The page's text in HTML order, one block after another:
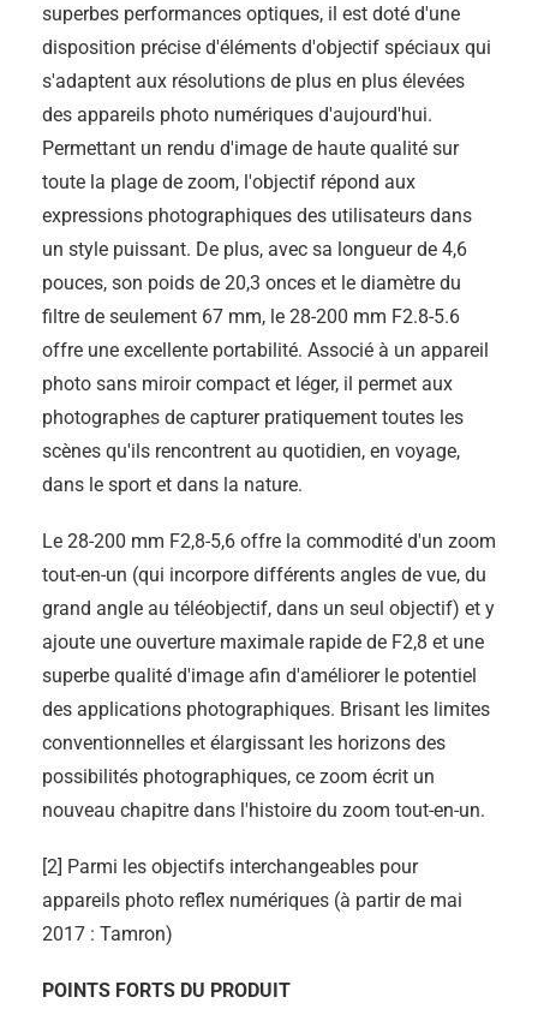
superbes performances optiques, il est doté d'une
disposition précise d'éléments d'objectif spéciaux qui
s'adaptent aux résolutions de plus en plus élevées
des appareils photo numériques d'aujourd'hui.
Permettant un rendu d'image de haute qualité sur
toute la plage de zoom, l'objectif répond aux
expressions photographiques des utilisateurs dans
un style puissant. De plus, avec sa longueur de 4,6
pouces, son poids de 20,3 onces et le diamètre du
filtre de seulement 67 mm, le 28-200 mm F2.8-5.6
offre une excellente portabilité. Associé à un appareil
photo sans miroir compact et léger, il permet aux
photographes de capturer pratiquement toutes les
scènes qu'ils rencontrent au quotidien, en voyage,
dans le sport et dans la nature.
Le 28-200 mm F2,8-5,6 offre la commodité d'un zoom
tout-en-un (qui incorpore différents angles de vue, du
grand angle au téléobjectif, dans un seul objectif) et y
ajoute une ouverture maximale rapide de F2,8 et une
superbe qualité d'image afin d'améliorer le potentiel
des applications photographiques. Brisant les limites
conventionnelles et élargissant les horizons des
possibilités photographiques, ce zoom écrit un
nouveau chapitre dans l'histoire du zoom tout-en-un.
[2] Parmi les objectifs interchangeables pour
appareils photo reflex numériques (à partir de mai
2017 : Tamron)
POINTS FORTS DU PRODUIT